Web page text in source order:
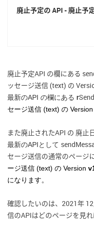
廃止予定の API - 廃止予
廃止予定API の欄にある
ッセージ送信 (text) の
最新のAPI の欄にある r
セージ送信 (text) の Version
また廃止されたAPI の 廃止
最新のAPIとして
セージ送信の通常のページ
ージ送信 (text) の Version
になります。
確認したいのは、 2021年
信のAPIはどのページを見